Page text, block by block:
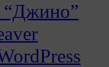
“Джино”